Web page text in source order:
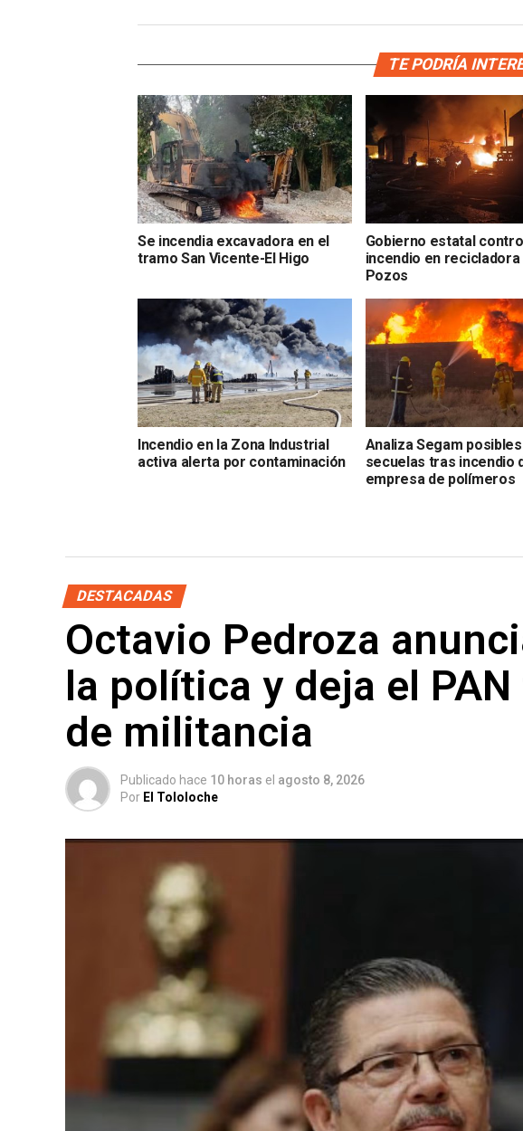
TE PODRÍA
Se incendia excavadora en el
tramo San Vicente-El Higo
Gobierno estatal
incendio en recicladora
Pozos
Incendio en la Zona Industrial
activa alerta por contaminación
Analiza Segam posibles
secuelas tras incendio
empresa de polímeros
DESTACADAS
Octavio Pedroza
la política y deja el
de militancia
Publicado hace 10 horas el agosto 8, 2026
Por El Tololoche